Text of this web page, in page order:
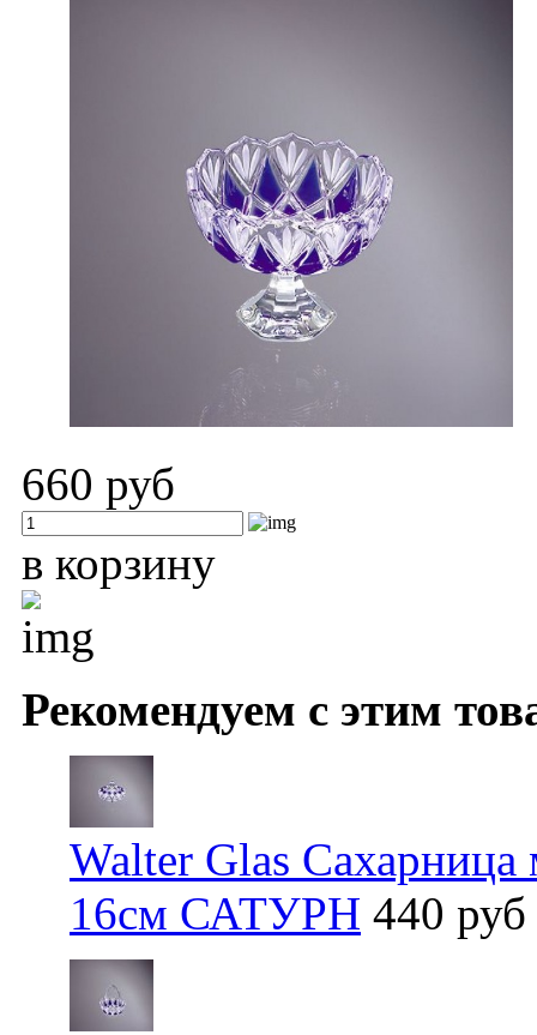
660 руб
в корзину
Рекомендуем с этим
Walter Glas
16см САТУРН 440 руб